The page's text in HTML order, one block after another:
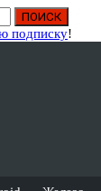
подписку!